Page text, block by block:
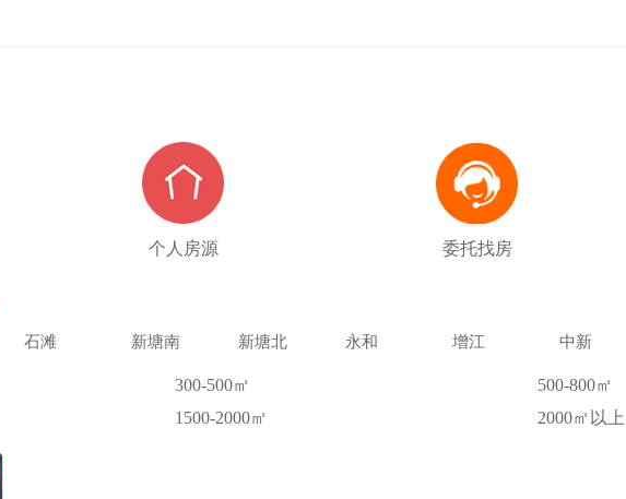
个人房源 委托找房
石滩 新塘南 新塘北 永和 增江 中新
300-500㎡
500-800㎡
1500-2000㎡ 2000㎡以上